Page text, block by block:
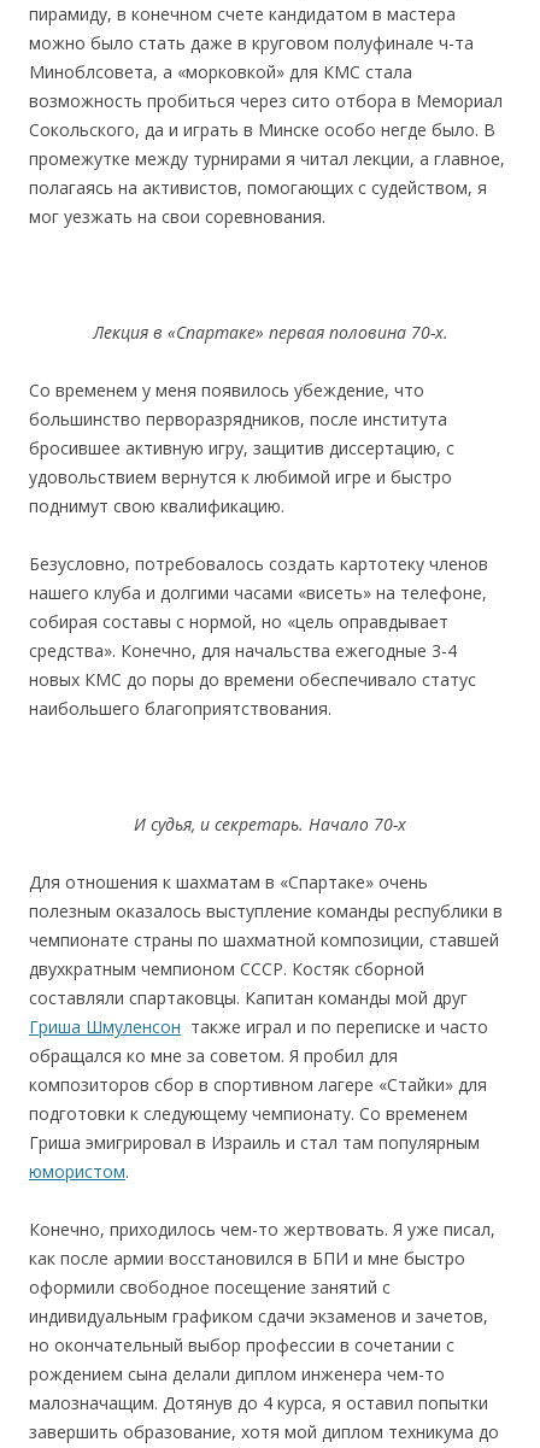
пирамиду, в конечном счете кандидатом в мастера
можно было стать даже в круговом полуфинале ч-та
Миноблсовета, а «морковкой» для КМС стала
возможность пробиться через сито отбора в Мемориал
Сокольского, да и играть в Минске особо негде было. В
промежутке между турнирами я читал лекции, а главное,
полагаясь на активистов, помогающих с судейством, я
мог уезжать на свои соревнования.
Лекция в «Спартаке» первая половина 70-х.
Со временем у меня появилось убеждение, что
большинство перворазрядников, после института
бросившее активную игру, защитив диссертацию, с
удовольствием вернутся к любимой игре и быстро
поднимут свою квалификацию.
Безусловно, потребовалось создать картотеку членов
нашего клуба и долгими часами «висеть» на телефоне,
собирая составы с нормой, но «цель оправдывает
средства». Конечно, для начальства ежегодные 3-4
новых КМС до поры до времени обеспечивало статус
наибольшего благоприятствования.
И судья, и секретарь. Начало 70-х
Для отношения к шахматам в «Спартаке» очень
полезным оказалось выступление команды республики в
чемпионате страны по шахматной композиции, ставшей
двухкратным чемпионом СССР. Костяк сборной
составляли спартаковцы. Капитан команды мой друг
Гриша Шмуленсон также играл и по переписке и часто
обращался ко мне за советом. Я пробил для
композиторов сбор в спортивном лагере «Стайки» для
подготовки к следующему чемпионату. Со временем
Гриша эмигрировал в Израиль и стал там популярным
юмористом.
Конечно, приходилось чем-то жертвовать. Я уже писал,
как после армии восстановился в БПИ и мне быстро
оформили свободное посещение занятий с
индивидуальным графиком сдачи экзаменов и зачетов,
но окончательный выбор профессии в сочетании с
рождением сына делали диплом инженера чем-то
малозначащим. Дотянув до 4 курса, я оставил попытки
завершить образование, хотя мой диплом техникума до